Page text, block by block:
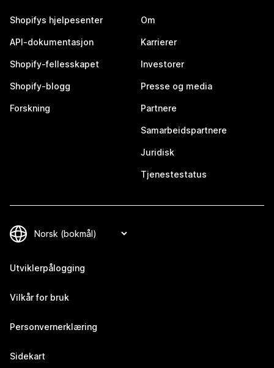
Shopifys hjelpesenter
API-dokumentasjon
Shopify-fellesskapet
Shopify-blogg
Forskning
Om
Karrierer
Investorer
Presse og media
Partnere
Samarbeidspartnere
Juridisk
Tjenestestatus
Utviklerpålogging
Vilkår for bruk
Personvernerklæring
Sidekart